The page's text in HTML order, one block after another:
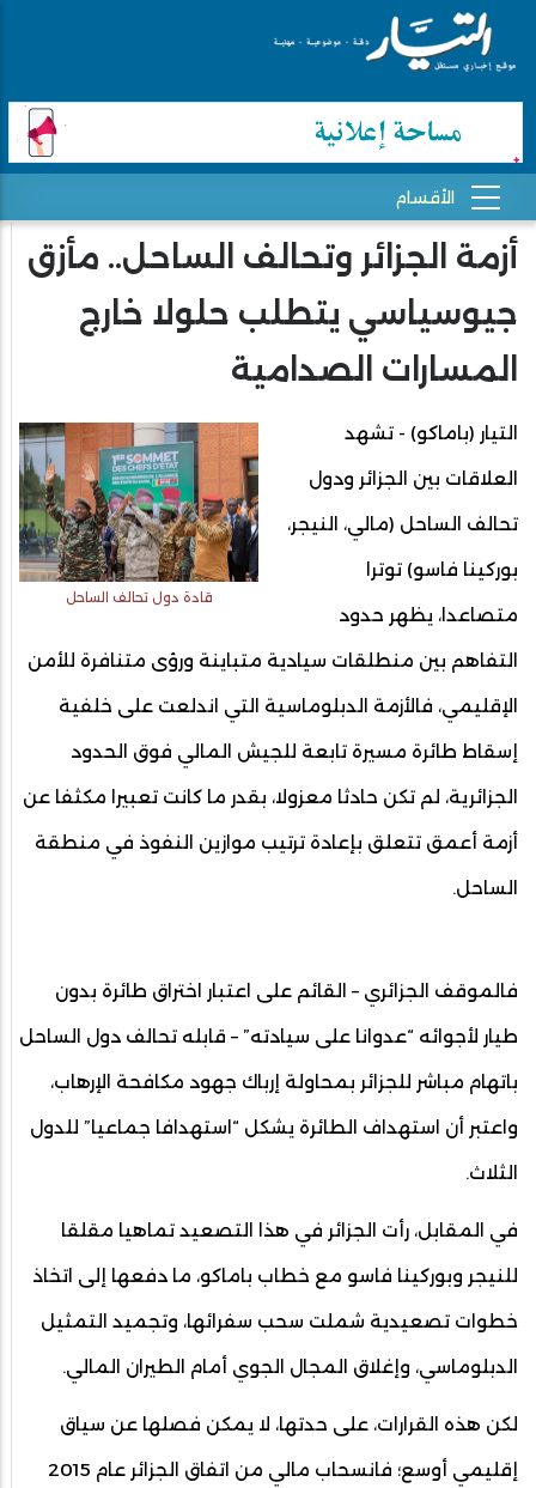
أزمة الجزائر وتحالف الساحل.. مأزق
جيوسياسي يتطلب حلولا خارج
المسارات الصدامية
قادة دول تحالف الساحل
التيار (باماكو) - تشهد
العلاقات بين الجزائر ودول
تحالف الساحل (مالي، النيجر،
بوركينا فاسو) توترا
متصاعدا، يظهر حدود
التفاهم بين منطلقات سيادية متباينة ورؤى متنافرة للأمن
الإقليمي، فالأزمة الدبلوماسية التي اندلعت على خلفية
إسقاط طائرة مسيرة تابعة للجيش المالي فوق الحدود
الجزائرية، لم تكن حادثا معزولا، بقدر ما كانت تعبيرا مكثفا عن
أزمة أعمق تتعلق بإعادة ترتيب موازين النفوذ في منطقة
الساحل.
فالموقف الجزائري – القائم على اعتبار اختراق طائرة بدون
طيار لأجوائه “عدوانا على سيادته” – قابله تحالف دول الساحل
باتهام مباشر للجزائر بمحاولة إرباك جهود مكافحة الإرهاب،
واعتبر أن استهداف الطائرة يشكل “استهدافا جماعيا” للدول
الثلاث.
في المقابل، رأت الجزائر في هذا التصعيد تماهيا مقلقا
للنيجر وبوركينا فاسو مع خطاب باماكو، ما دفعها إلى اتخاذ
خطوات تصعيدية شملت سحب سفرائها، وتجميد التمثيل
الدبلوماسي، وإغلاق المجال الجوي أمام الطيران المالي.
لكن هذه القرارات، على حدتها، لا يمكن فصلها عن سياق
إقليمي أوسع؛ فانسحاب مالي من اتفاق الجزائر عام 2015